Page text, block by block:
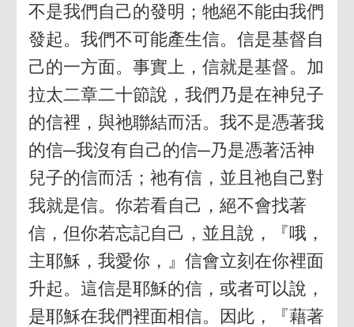
不是我們自己的發明；牠絕不能由我們
發起。我們不可能產生信。信是基督自
己的一方面。事實上，信就是基督。加
拉太二章二十節說，我們乃是在神兒子
的信裡，與祂聯結而活。我不是憑著我
的信─我沒有自己的信─乃是憑著活神
兒子的信而活；祂有信，並且祂自己對
我就是信。你若看自己，絕不會找著
信，但你若忘記自己，並且說，『哦，
主耶穌，我愛你，』信會立刻在你裡面
升起。這信是耶穌的信，或者可以說，
是耶穌在我們裡面相信。因此，『藉著